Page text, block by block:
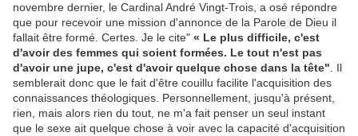
novembre dernier, le Cardinal André Vingt-Trois, a osé répondre
que pour recevoir une mission d'annonce de la Parole de Dieu il
fallait être formé. Certes. Je le cite" « Le plus difficile, c'est
d'avoir des femmes qui soient formées. Le tout n'est pas
d'avoir une jupe, c'est d'avoir quelque chose dans la tête" . Il
semblerait donc que le fait d'être couillu facilite l'acquisition des
connaissances théologiques. Personnellement, jusqu'à présent,
rien, mais alors rien du tout, ne m'a fait penser un seul instant
que le sexe ait quelque chose à voir avec la capacité d'acquisition